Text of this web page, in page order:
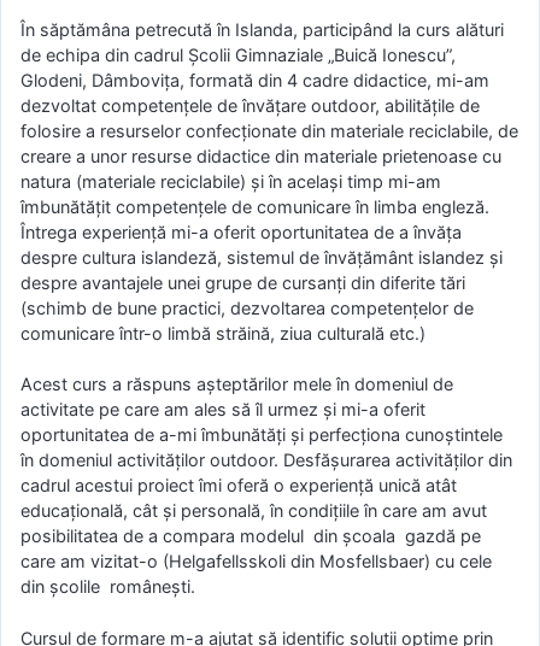
În săptămâna petrecută în Islanda, participând la curs alături
de echipa din cadrul Școlii Gimnaziale „Buică Ionescu”,
Glodeni, Dâmbovița, formată din 4 cadre didactice, mi-am
dezvoltat competențele de învățare outdoor, abilitățile de
folosire a resurselor confecționate din materiale reciclabile, de
creare a unor resurse didactice din materiale prietenoase cu
natura (materiale reciclabile) și în același timp mi-am
îmbunătățit competențele de comunicare în limba engleză.
Întrega experiență mi-a oferit oportunitatea de a învăța
despre cultura islandeză, sistemul de învățământ islandez și
despre avantajele unei grupe de cursanți din diferite tări
(schimb de bune practici, dezvoltarea competențelor de
comunicare într-o limbă străină, ziua culturală etc.)
Acest curs a răspuns aşteptărilor mele în domeniul de
activitate pe care am ales să îl urmez și mi-a oferit
oportunitatea de a-mi îmbunătăţi şi perfecţiona cunoştintele
în domeniul activităților outdoor. Desfășurarea activităților din
cadrul acestui proiect îmi oferă o experienţă unică atât
educaţională, cât şi personală, în condiţiile în care am avut
posibilitatea de a compara modelul din școala gazdă pe
care am vizitat-o (Helgafellsskoli din Mosfellsbaer) cu cele
din școlile româneşti.
Cursul de formare m-a ajutat să identific soluții optime prin